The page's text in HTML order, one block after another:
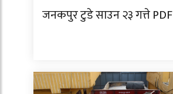
जनकपुर टुडे साउन २३ गत्ते PDF